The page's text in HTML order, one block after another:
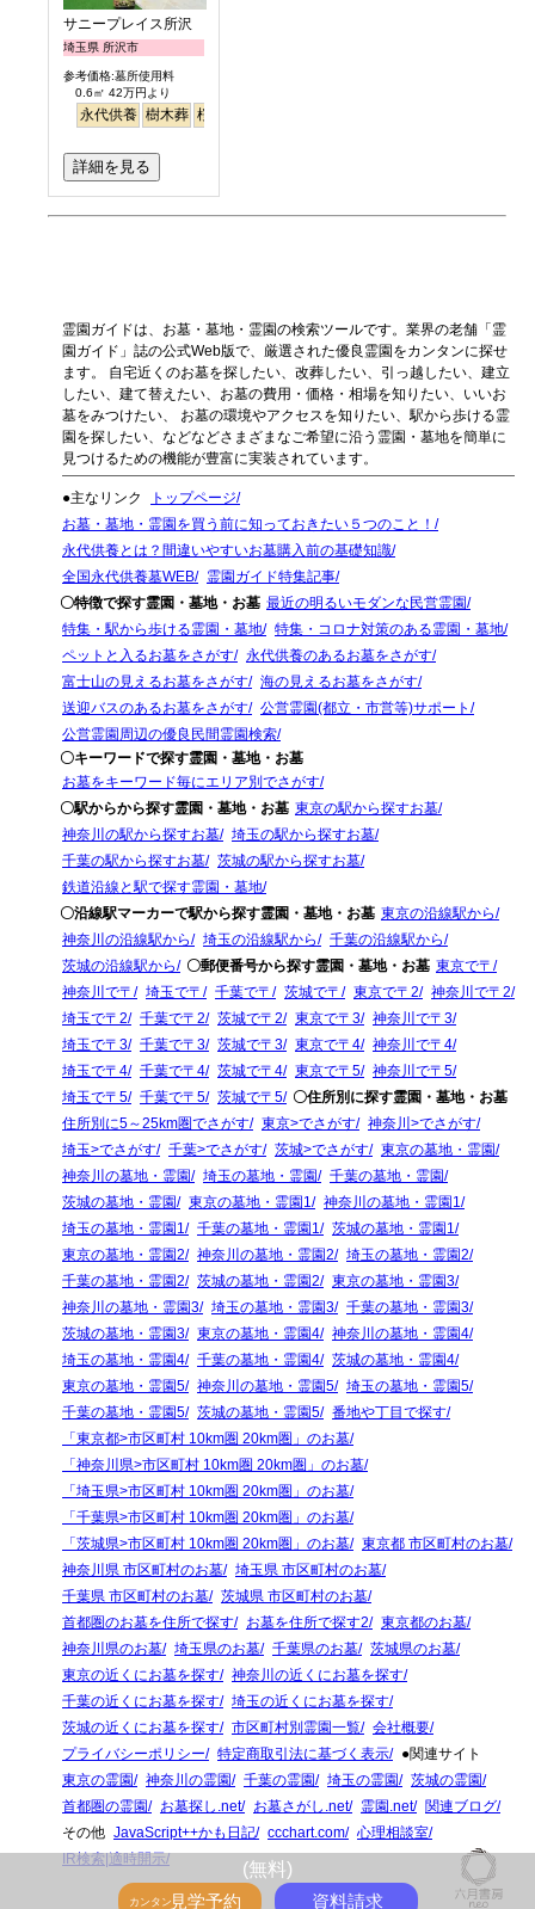
(無料)
サニープレイス所沢
埼玉県 所沢市
参考価格:墓所使用料
0.6㎡ 42万円より
永代供養 樹木葬 桜
詳細を見る
霊園ガイドは、お墓・墓地・霊園の検索ツールです。業界の老舗「霊
園ガイド」誌の公式Web版で、厳選された優良霊園をカンタンに探せ
ます。 自宅近くのお墓を探したい、改葬したい、引っ越したい、建立
したい、建て替えたい、お墓の費用・価格・相場を知りたい、いいお
墓をみつけたい、 お墓の環境やアクセスを知りたい、駅から歩ける霊
園を探したい、などなどさまざまなご希望に沿う霊園・墓地を簡単に
見つけるための機能が豊富に実装されています。
●主なリンク
トップページ
お墓・墓地・霊園を買う前に知っておきたい５つのこと！
永代供養とは？間違いやすいお墓購入前の基礎知識
全国永代供養墓WEB
霊園ガイド特集記事
〇特徴で探す霊園・墓地・お墓 最近の明るいモダンな民営霊園
特集・駅から歩ける霊園・墓地
特集・コロナ対策のある霊園・墓地
ペットと入るお墓をさがす
永代供養のあるお墓をさがす
富士山の見えるお墓をさがす
海の見えるお墓をさがす
送迎バスのあるお墓をさがす
公営霊園(都立・市営等)サポート
公営霊園周辺の優良民間霊園検索
〇キーワードで探す霊園・墓地・お墓
お墓をキーワード毎にエリア別でさがす
〇駅からから探す霊園・墓地・お墓 東京の駅から探すお墓
神奈川の駅から探すお墓
埼玉の駅から探すお墓
千葉の駅から探すお墓
茨城の駅から探すお墓
鉄道沿線と駅で探す霊園・墓地
〇沿線駅マーカーで駅から探す霊園・墓地・お墓 東京の沿線駅から
神奈川の沿線駅から
埼玉の沿線駅から
千葉の沿線駅から
茨城の沿線駅から
〇郵便番号から探す霊園・墓地・お墓 東京で〒
神奈川で〒
埼玉で〒 千葉で〒 茨城で〒 東京で〒2
神奈川で〒2
埼玉で〒2
千葉で〒2 茨城で〒2 東京で〒3
神奈川で〒3
埼玉で〒3
千葉で〒3 茨城で〒3 東京で〒4
神奈川で〒4
埼玉で〒4
千葉で〒4 茨城で〒4 東京で〒5
神奈川で〒5
埼玉で〒5
千葉で〒5 茨城で〒5
〇住所別に探す霊園・墓地・お墓
住所別に5～25km圏でさがす
東京>でさがす
神奈川>でさがす
埼玉>でさがす
千葉>でさがす 茨城>でさがす
東京の墓地・霊園
神奈川の墓地・霊園
埼玉の墓地・霊園
千葉の墓地・霊園
茨城の墓地・霊園
東京の墓地・霊園1
神奈川の墓地・霊園1
埼玉の墓地・霊園1
千葉の墓地・霊園1
茨城の墓地・霊園1
東京の墓地・霊園2
神奈川の墓地・霊園2
埼玉の墓地・霊園2
千葉の墓地・霊園2
茨城の墓地・霊園2
東京の墓地・霊園3
神奈川の墓地・霊園3
埼玉の墓地・霊園3
千葉の墓地・霊園3
茨城の墓地・霊園3
東京の墓地・霊園4
神奈川の墓地・霊園4
埼玉の墓地・霊園4
千葉の墓地・霊園4
茨城の墓地・霊園4
東京の墓地・霊園5
神奈川の墓地・霊園5
埼玉の墓地・霊園5
千葉の墓地・霊園5
茨城の墓地・霊園5
番地や丁目で探す
「東京都>市区町村 10km圏 20km圏」のお墓
「神奈川県>市区町村 10km圏 20km圏」のお墓
「埼玉県>市区町村 10km圏 20km圏」のお墓
「千葉県>市区町村 10km圏 20km圏」のお墓
「茨城県>市区町村 10km圏 20km圏」のお墓
東京都 市区町村のお墓
神奈川県 市区町村のお墓
埼玉県 市区町村のお墓
千葉県 市区町村のお墓
茨城県 市区町村のお墓
首都圏のお墓を住所で探す
お墓を住所で探す2
東京都のお墓
神奈川県のお墓
埼玉県のお墓 千葉県のお墓
茨城県のお墓
東京の近くにお墓を探す
神奈川の近くにお墓を探す
千葉の近くにお墓を探す
埼玉の近くにお墓を探す
茨城の近くにお墓を探す
市区町村別霊園一覧
会社概要
プライバシーポリシー
特定商取引法に基づく表示
●関連サイト
東京の霊園
神奈川の霊園 千葉の霊園 埼玉の霊園
茨城の霊園
首都圏の霊園
お墓探し.net お墓さがし.net 霊園.net
関連ブログ
その他 JavaScript++かも日記 ccchart.com
心理相談室
IR検索|適時開示